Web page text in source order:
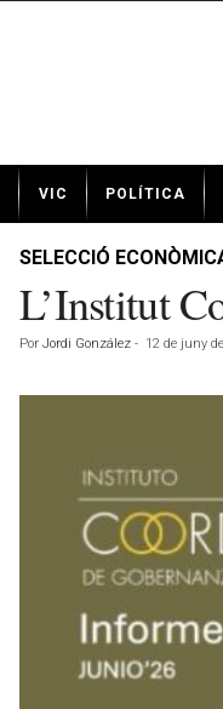
t
VIC POLÍTICA
SELECCIÓ
L’Institut
Por Jordi González - 12 de juny